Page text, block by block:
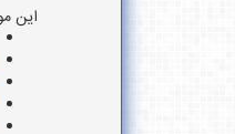
این